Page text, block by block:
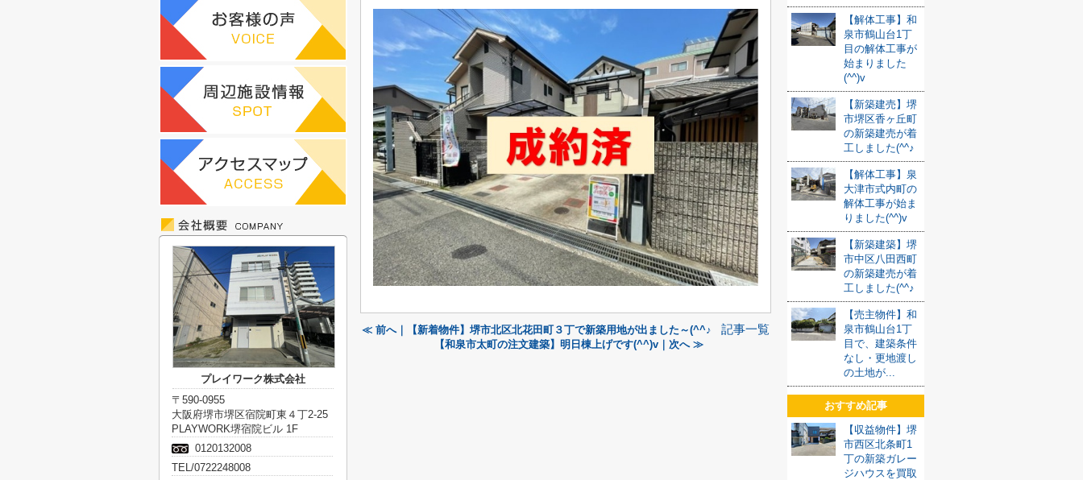
≪ 前へ｜【新着物件】堺市北区北花田町３丁で新築用地が出ました～(^^♪ 記事一覧
【和泉市太町の注文建築】明日棟上げです(^^)v｜次へ ≫
【解体工事】和
泉市鶴山台1丁
目の解体工事が
始まりました
(^^)v
【新築建売】堺
市堺区香ヶ丘町
の新築建売が着
工しました(^^♪
【解体工事】泉
大津市式内町の
解体工事が始ま
りました(^^)v
【新築建築】堺
市中区八田西町
の新築建売が着
工しました(^^♪
【売主物件】和
泉市鶴山台1丁
目で、建築条件
なし・更地渡し
の土地が...
おすすめ記事
【収益物件】堺
市西区北条町1
丁の新築ガレー
ジハウスを買取
プレイワーク株式会社
〒590-0955
大阪府堺市堺区宿院町東４丁2-25
PLAYWORK堺宿院ビル 1F
0120132008
TEL/0722248008